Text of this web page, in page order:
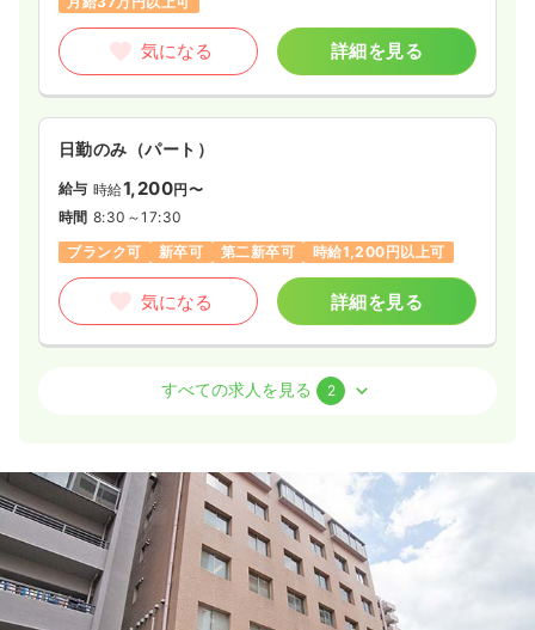
気になる 詳細を見る
日勤のみ（パート）
給与 時給1,200円〜
時間 8:30～17:30
ブランク可
新卒可 第二新卒可 時給1,200円以上可
気になる 詳細を見る
給与 18.5〜28.0 万円/月 賞与2ヶ月
※一例
時間 8:30～18:00 （休憩90分）
日祝休み
ブランク可 月給29万円以上可
気になる 詳細を見る
すべての求人を見る 2